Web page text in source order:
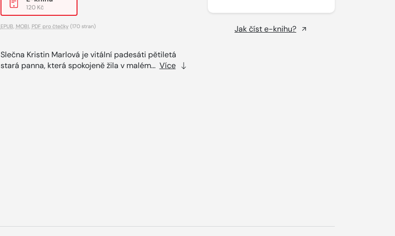
120 Kč
EPUB MOBI PDF pro čtečky(170 stran)
Slečna Kristin Marlová je vitální padesáti pětiletá
stará panna, která spokojeně žila v malém... Více
Jak číst e-knihu?